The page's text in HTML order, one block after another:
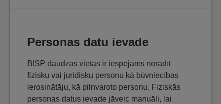
Personas datu ievade
BISP daudzās vietās ir iespējams norādīt
fizisku vai juridisku personu kā būvniecības
ierosinātāju, kā pilnvaroto personu. Fiziskās
personas datus ievade jāveic manuāli, lai